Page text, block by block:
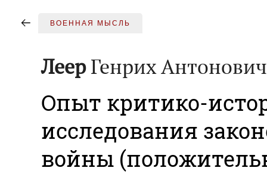
ВОЕННАЯ МЫСЛЬ
ЛеерГенрих Антонович
Опыт критико-
исследования
войны